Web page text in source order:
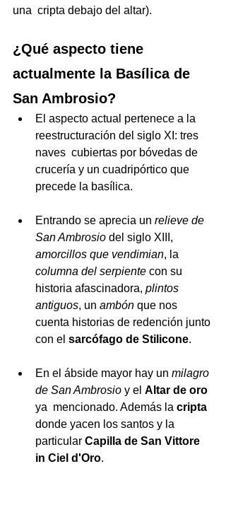
una  cripta debajo del altar).
¿Qué aspecto tiene
actualmente la Basílica de
San Ambrosio?
El aspecto actual pertenece a la
reestructuración del siglo XI: tres
naves  cubiertas por bóvedas de
crucería y un cuadripórtico que
precede la basílica.
Entrando se aprecia un relieve de
San Ambrosio del siglo XIII,
amorcillos que vendimian, la
columna del serpiente con su
historia afascinadora, plintos
antiguos, un ambón que nos
cuenta historias de redención junto
con el sarcófago de Stilicone.
En el ábside mayor hay un milagro
de San Ambrosio y el Altar de oro
ya  mencionado. Además la cripta
donde yacen los santos y la
particular Capilla de San Vittore
in Ciel d'Oro.